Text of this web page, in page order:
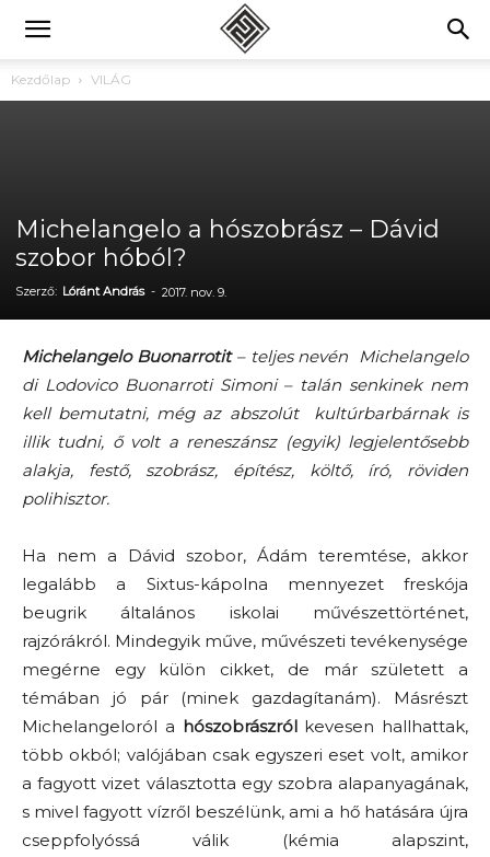
Kezdőlap VILÁG
Michelangelo a hószobrász – Dávid
szobor hóból?
Szerző: Lóránt András - 2017. nov. 9.
Michelangelo Buonarrotit– teljes nevén Michelangelo
di Lodovico Buonarroti Simoni – talán senkinek nem
kell bemutatni, még az abszolút kultúrbarbárnak is
illik tudni, ő volt a reneszánsz (egyik) legjelentősebb
alakja, festő, szobrász, építész, költő, író, röviden
polihisztor.
Ha nem a Dávid szobor, Ádám teremtése, akkor
legalább a Sixtus-kápolna mennyezet freskója
beugrik általános iskolai művészettörténet,
rajzórákról. Mindegyik műve, művészeti tevékenysége
megérne egy külön cikket, de már született a
témában jó pár (minek gazdagítanám). Másrészt
Michelangeloról a hószobrászrólkevesen hallhattak,
több okból; valójában csak egyszeri eset volt, amikor
a fagyott vizet választotta egy szobra alapanyagának,
s mivel fagyott vízről beszélünk, ami a hő hatására újra
cseppfolyóssá válik (kémia alapszint,